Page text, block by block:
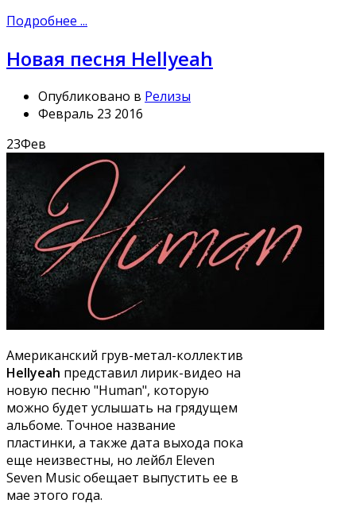
Подробнее ...
Новая песня Hellyeah
Опубликовано в Релизы
Февраль 23 2016
23Фев
Американский грув-метал-коллектив
Hellyeah представил лирик-видео на
новую песню "Human", которую
можно будет услышать на грядущем
альбоме. Точное название
пластинки, а также дата выхода пока
еще неизвестны, но лейбл Eleven
Seven Music обещает выпустить ее в
мае этого года.